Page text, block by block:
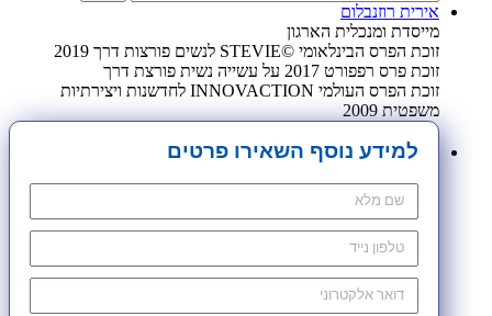
אירית רוזנבלום
מייסדת ומנכלית הארגון
זוכת הפרס הבינלאומי ©STEVIE לנשים פורצות דרך 2019
זוכת פרס רפפורט 2017 על עשייה נשית פורצת דרך
זוכת הפרס העולמי INNOVACTION לחדשנות ויצירתיות
משפטית 2009
למידע נוסף השאירו פרטים